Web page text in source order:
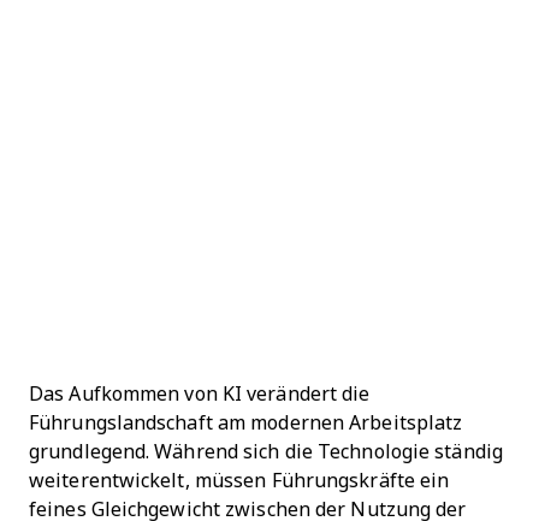
Das Aufkommen von KI verändert die
Führungslandschaft am modernen Arbeitsplatz
grundlegend. Während sich die Technologie ständig
weiterentwickelt, müssen Führungskräfte ein
feines Gleichgewicht zwischen der Nutzung der